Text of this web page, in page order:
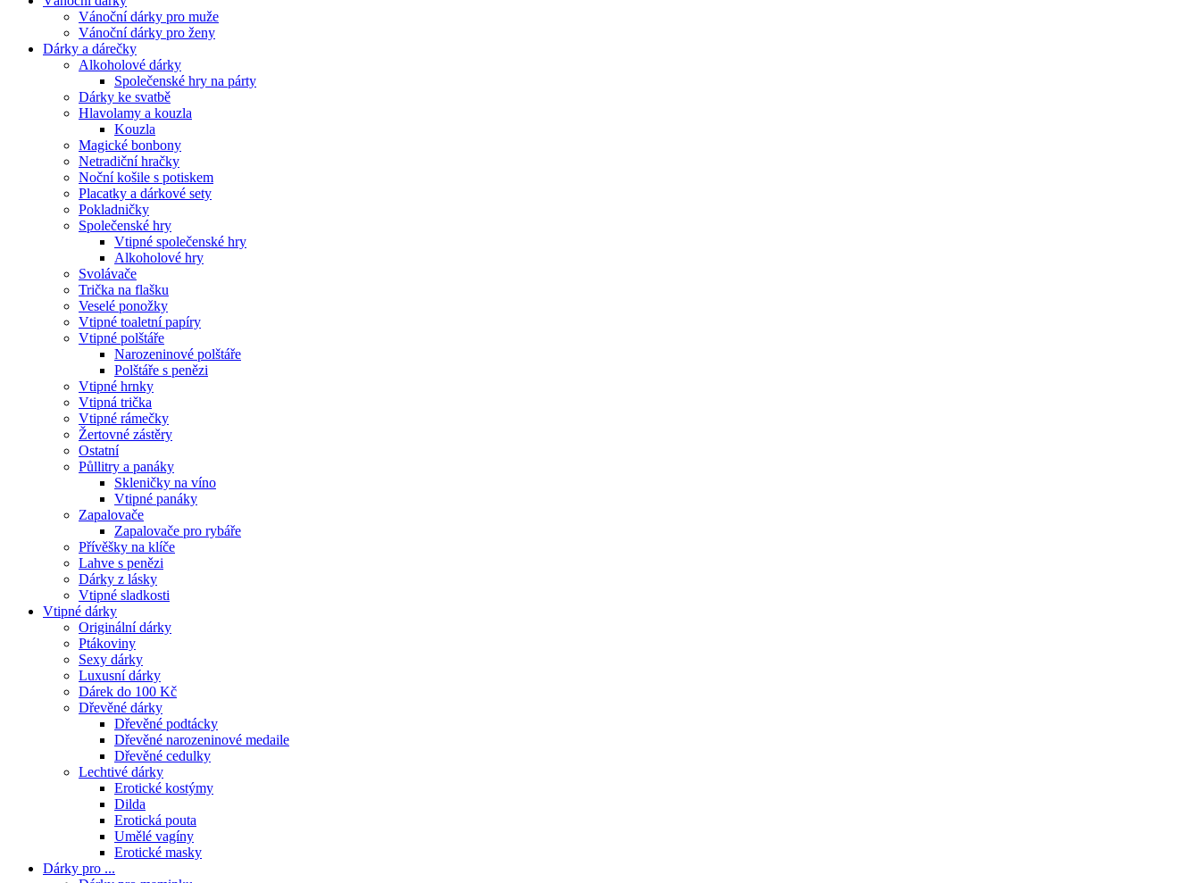
Vánoční dárky pro muže
Vánoční dárky pro ženy
Dárky a dárečky
Alkoholové dárky
Společenské hry na párty
Dárky ke svatbě
Hlavolamy a kouzla
Kouzla
Magické bonbony
Netradiční hračky
Noční košile s potiskem
Placatky a dárkové sety
Pokladničky
Společenské hry
Vtipné společenské hry
Alkoholové hry
Svolávače
Trička na flašku
Veselé ponožky
Vtipné toaletní papíry
Vtipné polštáře
Narozeninové polštáře
Polštáře s penězi
Vtipné hrnky
Vtipná trička
Vtipné rámečky
Žertovné zástěry
Ostatní
Půllitry a panáky
Skleničky na víno
Vtipné panáky
Zapalovače
Zapalovače pro rybáře
Přívěšky na klíče
Lahve s penězi
Dárky z lásky
Vtipné sladkosti
Vtipné dárky
Originální dárky
Ptákoviny
Sexy dárky
Luxusní dárky
Dárek do 100 Kč
Dřevěné dárky
Dřevěné podtácky
Dřevěné narozeninové medaile
Dřevěné cedulky
Lechtivé dárky
Erotické kostýmy
Dilda
Erotická pouta
Umělé vagíny
Erotické masky
Dárky pro ...